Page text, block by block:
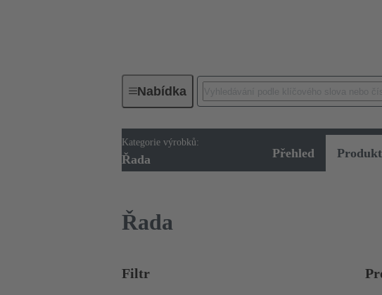
Nabídka
Kategorie výrobků:
Řada Přehled
Řada
Řada
Filtr